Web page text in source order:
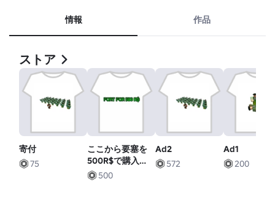
情報 作品
ストア
寄付
75
ここから要塞を
500R$で購入し
よう!
500
Ad2
572
Ad1
200